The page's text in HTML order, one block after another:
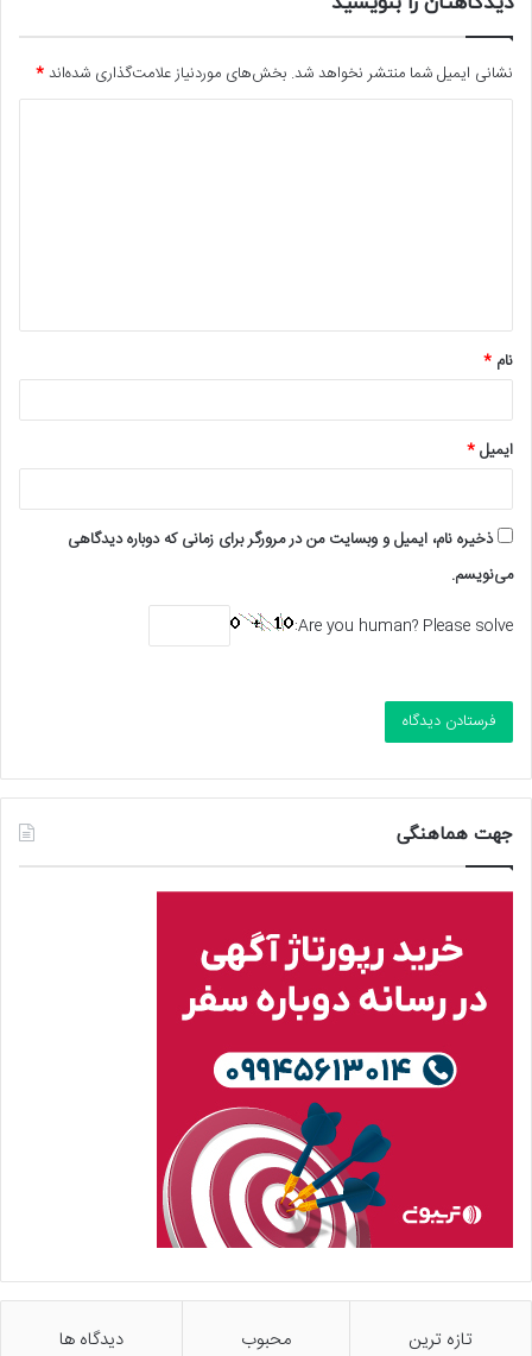
نشانی ایمیل شما منتشر نخواهد شد. بخش‌های موردنیاز علامت‌گذاری شده‌اند*
*
نام *
ایمیل*
ذخیره نام، ایمیل و وبسایت من در مرورگر برای زمانی که دوباره دیدگاهی
می‌نویسم.
Are you human? Please solve:
جهت هماهنگی
تازه ترین محبوب دیدگاه ها